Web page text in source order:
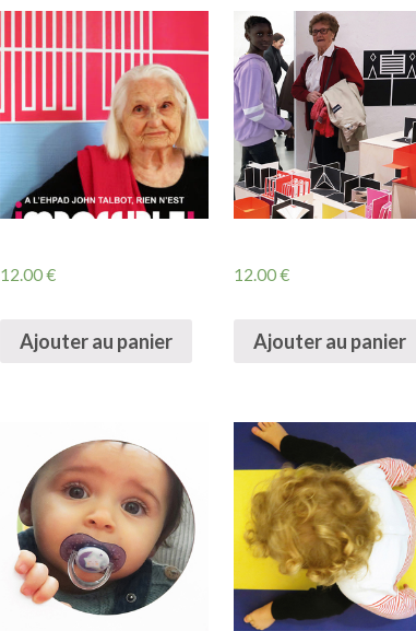
12.00€
Ajouter au panier
12.00€
Ajouter au panier